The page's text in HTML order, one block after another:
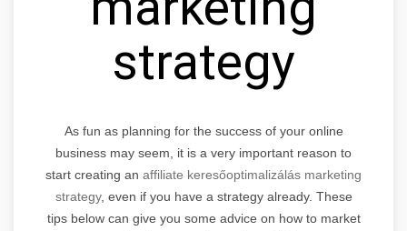
strategy
As fun as planning for the success of your online
business may seem, it is a very important reason to
start creating an affiliate keresőoptimalizálás marketing
strategy, even if you have a strategy already. These
tips below can give you some advice on how to market